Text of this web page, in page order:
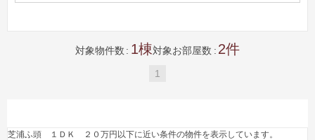
対象物件数 1 対象お部屋数 2
1
芝浦ふ頭 １ＤＫ ２０万円以下に近い条件の物件を表示しています。